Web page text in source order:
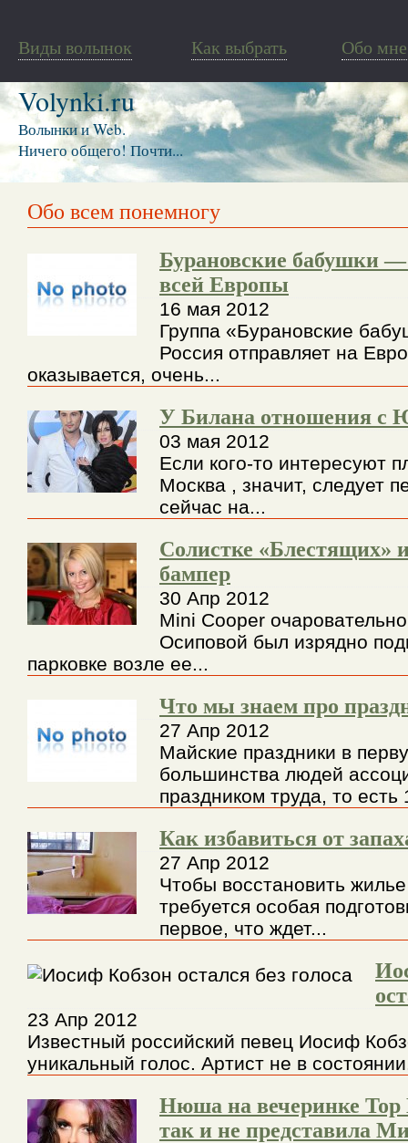
Виды волынок Как выбрать Обо мне
Volynki.ru
Волынки и Web.
Ничего общего! Почти...
Обо всем понемногу
Бурановские бабушки
всей Европы
16 мая 2012
Группа «Бурановские
Россия отправляет на
оказывается, очень...
У Билана отношения с
03 мая 2012
Если кого-то интересуют
Москва , значит, следует
сейчас на...
Солистке «Блестящих»
бампер
30 Апр 2012
Mini Cooper
Осиповой был изрядно
парковке возле ее...
Что мы знаем про
27 Апр 2012
Майские праздники в
большинства людей
праздником труда, то есть
Как избавиться от
27 Апр 2012
Чтобы восстановить
требуется особая
первое, что ждет...
23 Апр 2012
Известный российский певец Иосиф
уникальный голос. Артист не в
Нюша на вечеринке Top
так и не представила